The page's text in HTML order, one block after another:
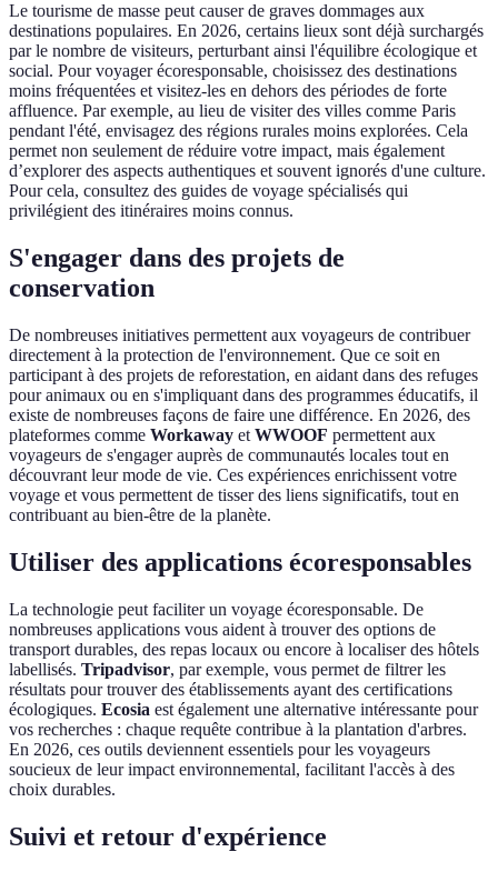
Le tourisme de masse peut causer de graves dommages aux
destinations populaires. En 2026, certains lieux sont déjà surchargés
par le nombre de visiteurs, perturbant ainsi l'équilibre écologique et
social. Pour voyager écoresponsable, choisissez des destinations
moins fréquentées et visitez-les en dehors des périodes de forte
affluence. Par exemple, au lieu de visiter des villes comme Paris
pendant l'été, envisagez des régions rurales moins explorées. Cela
permet non seulement de réduire votre impact, mais également
d’explorer des aspects authentiques et souvent ignorés d'une culture.
Pour cela, consultez des guides de voyage spécialisés qui
privilégient des itinéraires moins connus.
S'engager dans des projets de
conservation
De nombreuses initiatives permettent aux voyageurs de contribuer
directement à la protection de l'environnement. Que ce soit en
participant à des projets de reforestation, en aidant dans des refuges
pour animaux ou en s'impliquant dans des programmes éducatifs, il
existe de nombreuses façons de faire une différence. En 2026, des
plateformes comme Workaway et WWOOF permettent aux
voyageurs de s'engager auprès de communautés locales tout en
découvrant leur mode de vie. Ces expériences enrichissent votre
voyage et vous permettent de tisser des liens significatifs, tout en
contribuant au bien-être de la planète.
Utiliser des applications écoresponsables
La technologie peut faciliter un voyage écoresponsable. De
nombreuses applications vous aident à trouver des options de
transport durables, des repas locaux ou encore à localiser des hôtels
labellisés. Tripadvisor, par exemple, vous permet de filtrer les
résultats pour trouver des établissements ayant des certifications
écologiques. Ecosia est également une alternative intéressante pour
vos recherches : chaque requête contribue à la plantation d'arbres.
En 2026, ces outils deviennent essentiels pour les voyageurs
soucieux de leur impact environnemental, facilitant l'accès à des
choix durables.
Suivi et retour d'expérience